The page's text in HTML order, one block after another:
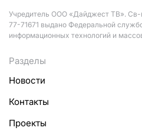
Учредитель ООО «Дайджест ТВ».
77-71671 выдано Федеральной
информационных технологий и
Разделы
Новости
Контакты
Проекты